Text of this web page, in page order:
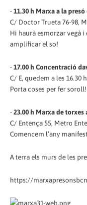
-11.30 h Marxa a la presó
C/ Doctor Trueta 76-98,
Hi haurà esmorzar vegà
amplificar el so!
-17.00 h Concentració
C/ E, quedem a les 16.30
Porta coses per fer soroll!
-23.00 h Marxa de torxes
C/ Entença 55, Metro
Comencem l’any
A terra els murs de les
https://